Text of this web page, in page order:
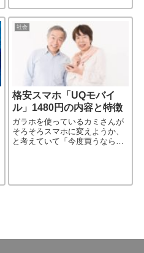
た、と発表。 理由は「非行行
為」があったため、ということ
らしい。未成年だからその理
［…続きを読む］
社会
格安スマホ「UQモバイ
ル」1480円の内容と特徴
ガラホを使っているカミさんが
そろそろスマホに変えようか、
と考えていて「今度買うなら、